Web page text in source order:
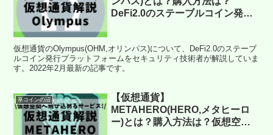
DeFi2.0のステーブルコイン発行
仮想通貨のOlympus(OHM,オリンパス)について、DeFi2.0のステーブ
ルコイン発行プラットフォームをセキュリティ技術者が解説していま
す。2022年2月最新の記事です。
草コインの沼
【仮想通貨】
METAHERO(HERO,メタヒーロ
ー)とは？購入方法は？仮想空間